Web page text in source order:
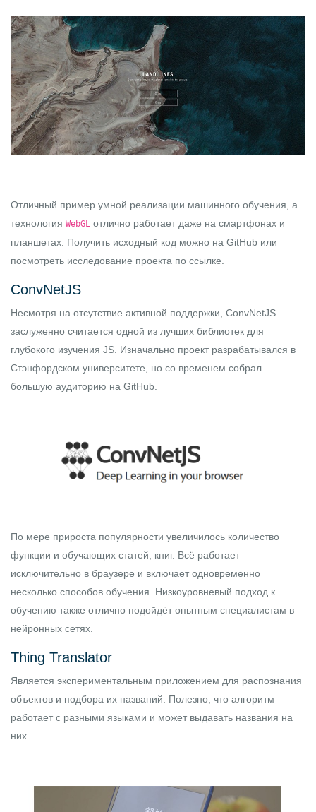
Отличный пример умной реализации машинного обучения, а
технология WebGL отлично работает даже на смартфонах и
планшетах. Получить исходный код можно на GitHub или
посмотреть исследование проекта по ссылке
ConvNetJS
Несмотря на отсутствие активной поддержки, ConvNetJS
заслуженно считается одной из лучших библиотек для
глубокого изучения JS. Изначально проект разрабатывался в
Стэнфордском университете, но со временем собрал
большую аудиторию на GitHub.
По мере прироста популярности увеличилось количество
функции и обучающих статей, книг. Всё работает
исключительно в браузере и включает одновременно
несколько способов обучения. Низкоуровневый подход к
обучению также отлично подойдёт опытным специалистам в
нейронных сетях.
Thing Translator
Является экспериментальным приложением для распознания
объектов и подбора их названий. Полезно, что алгоритм
работает с разными языками и может выдавать названия на
них.